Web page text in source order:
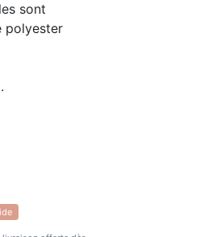
sont
polyester
.